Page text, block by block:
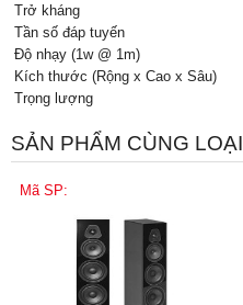
Trở kháng
Tần số đáp tuyến
Độ nhạy (1w @ 1m)
Kích thước (Rộng x Cao x Sâu)
Trọng lượng
SẢN PHẨM CÙNG LOẠI
Mã SP: